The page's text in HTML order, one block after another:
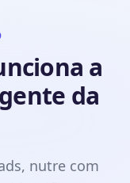
a
da
nutre com